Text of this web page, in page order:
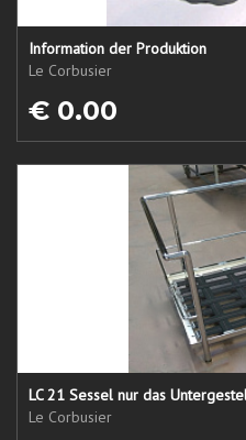
Information der Produktion
Le Corbusier
€ 0.00
LC 21 Sessel nur das
Le Corbusier